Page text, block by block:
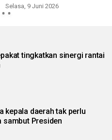
Selasa, 9 Juni 2026
tingkatkan sinergi rantai
kepala daerah tak perlu
sambut Presiden